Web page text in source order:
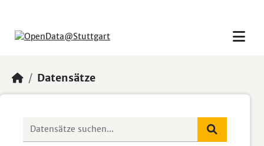
Datensätze